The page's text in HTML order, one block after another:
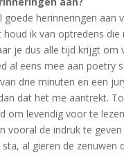
goede herinneringen aan
houd ik van optredens
je dus alle tijd krijgt om
al eens mee aan poetry
drie minuten en een
dat het me aantrekt.
om levendig voor te
vooral de indruk te
sta, al gieren de zenuwen